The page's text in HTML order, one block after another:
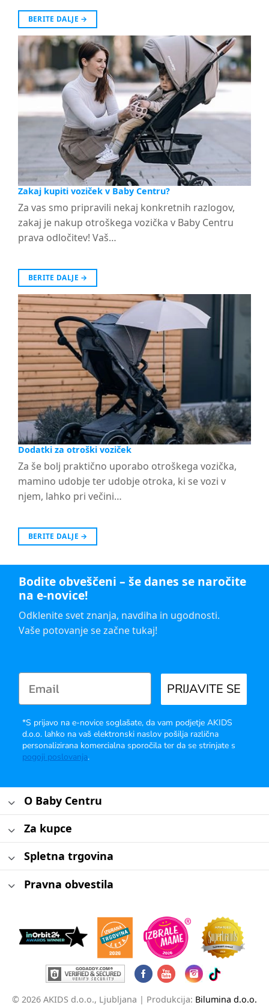
BERITE DALJE →
Zakaj kupiti voziček v Baby Centru?
Za vas smo pripravili nekaj konkretnih razlogov,
zakaj je nakup otroškega vozička v Baby Centru
prava odločitev! Vaš…
BERITE DALJE →
Dodatki za otroški voziček
Za še bolj praktično uporabo otroškega vozička,
mamino udobje ter udobje otroka, ki se vozi v
njem, lahko pri večini…
BERITE DALJE →
Bodite obveščeni – še danes se naročite
na e-novice!
Odklenite svet znanja, navdiha in ugodnosti.
Vaše potovanje se začne tukaj!
PRIJAVITE SE
*S prijavo na e-novice soglašate, da vam podjetje AKIDS
d.o.o. lahko na vaš elektronski naslov pošilja različna
personalizirana komercialna sporočila ter da se strinjate s
pogoji poslovanja.
O Baby Centru
Za kupce
Spletna trgovina
Pravna obvestila
© 2026 AKIDS d.o.o., Ljubljana | Produkcija: Bilumina d.o.o.